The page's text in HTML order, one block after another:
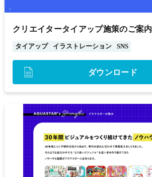
クリエイタータイアップ施策のご案内
タイアップ イラストレーション SNS
ダウンロード